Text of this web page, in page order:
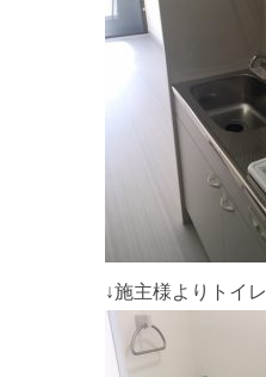
↓施主様よりトイ